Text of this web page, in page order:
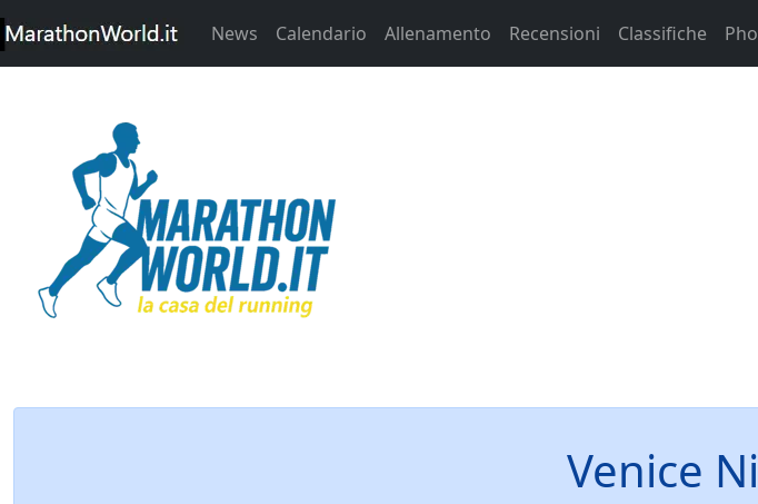
News Calendario Allenamento Recensioni Classifiche
Venice